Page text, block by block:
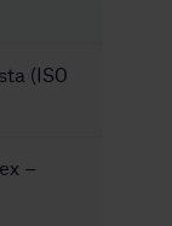
(ISO
–